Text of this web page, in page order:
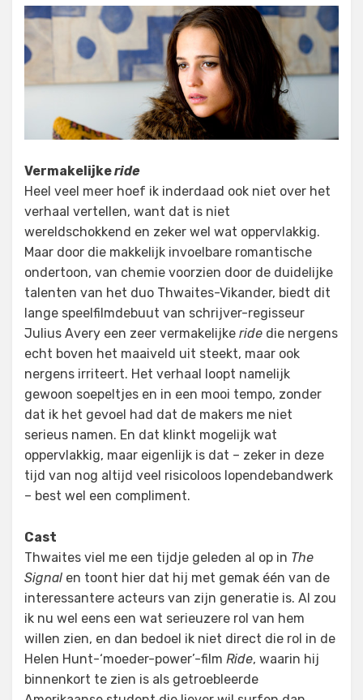
Vermakelijkeride
Heel veel meer hoef ik inderdaad ook niet over het
verhaal vertellen, want dat is niet
wereldschokkend en zeker wel wat oppervlakkig.
Maar door die makkelijk invoelbare romantische
ondertoon, van chemie voorzien door de duidelijke
talenten van het duo Thwaites-Vikander, biedt dit
lange speelfilmdebuut van schrijver-regisseur
Julius Avery een zeer vermakelijke ride die nergens
echt boven het maaiveld uit steekt, maar ook
nergens irriteert. Het verhaal loopt namelijk
gewoon soepeltjes en in een mooi tempo, zonder
dat ik het gevoel had dat de makers me niet
serieus namen. En dat klinkt mogelijk wat
oppervlakkig, maar eigenlijk is dat – zeker in deze
tijd van nog altijd veel risicoloos lopendebandwerk
– best wel een compliment.
Cast
Thwaites viel me een tijdje geleden al op in The
Signal en toont hier dat hij met gemak één van de
interessantere acteurs van zijn generatie is. Al zou
ik nu wel eens een wat serieuzere rol van hem
willen zien, en dan bedoel ik niet direct die rol in de
Helen Hunt-‘moeder-power’-film Ride, waarin hij
binnenkort te zien is als getroebleerde